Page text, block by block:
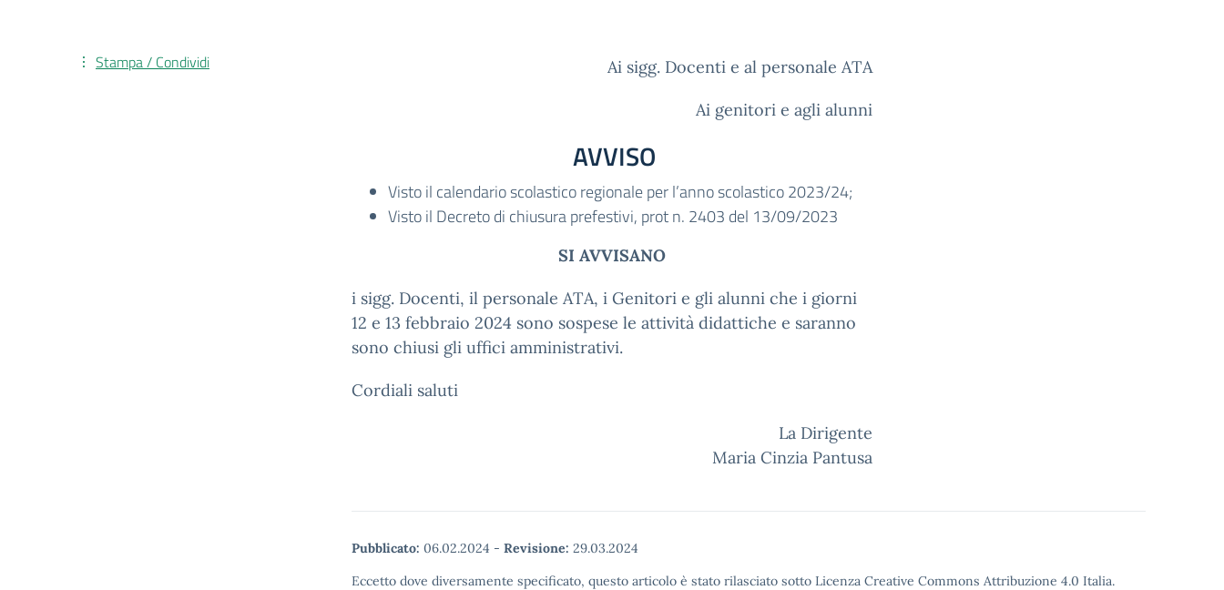
Ai sigg. Docenti e al personale ATA
Ai genitori e agli alunni
AVVISO
Visto il calendario scolastico regionale per l’anno scolastico 2023/24;
Visto il Decreto di chiusura prefestivi, prot n. 2403 del 13/09/2023
SI AVVISANO
i sigg. Docenti, il personale ATA, i Genitori e gli alunni che i giorni
12 e 13 febbraio 2024 sono sospese le attività didattiche e saranno
sono chiusi gli uffici amministrativi.
Cordiali saluti
La Dirigente
Maria Cinzia Pantusa
Pubblicato: 06.02.2024 - Revisione: 29.03.2024
Eccetto dove diversamente specificato, questo articolo è stato rilasciato sotto Licenza Creative Commons Attribuzione 4.0 Italia.
Stampa / Condividi